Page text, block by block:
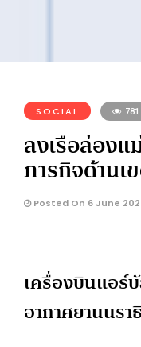
SOCIAL 781
ลงเรือล่องแ
ภารกิจด้านเ
Posted On 6 June
เครื่องบินแอร์
อากาศยานนรา